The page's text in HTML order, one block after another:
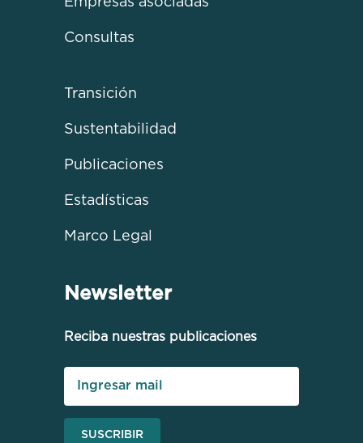
Consultas
Transición
Sustentabilidad
Publicaciones
Estadísticas
Marco Legal
Newsletter
Reciba nuestras publicaciones
SUSCRIBIR